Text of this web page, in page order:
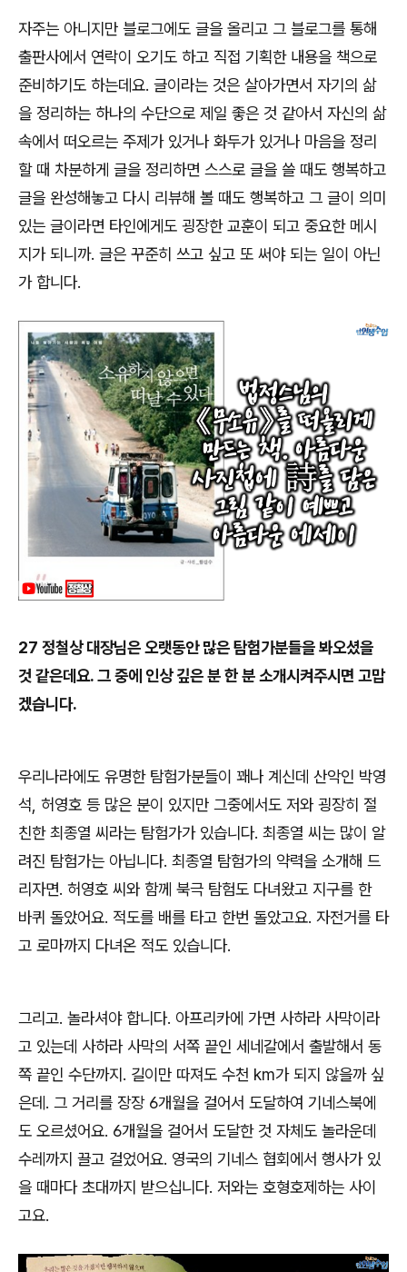
자주는 아니지만 블로그에도 글을 올리고 그 블로그를 통해
출판사에서 연락이 오기도 하고 직접 기획한 내용을 책으로
준비하기도 하는데요. 글이라는 것은 살아가면서 자기의 삶
을 정리하는 하나의 수단으로 제일 좋은 것 같아서 자신의 삶
속에서 떠오르는 주제가 있거나 화두가 있거나 마음을 정리
할 때 차분하게 글을 정리하면 스스로 글을 쓸 때도 행복하고
글을 완성해놓고 다시 리뷰해 볼 때도 행복하고 그 글이 의미
있는 글이라면 타인에게도 굉장한 교훈이 되고 중요한 메시
지가 되니까. 글은 꾸준히 쓰고 싶고 또 써야 되는 일이 아닌
가 합니다.
27 정철상 대장님은 오랫동안 많은 탐험가분들을 봐오셨을
것 같은데요.그 중에 인상 깊은 분 한 분 소개시켜주시면 고맙
겠습니다.
우리나라에도 유명한 탐험가분들이 꽤나 계신데 산악인 박영
석, 허영호 등 많은 분이 있지만 그중에서도 저와 굉장히 절
친한 최종열 씨라는 탐험가가 있습니다. 최종열 씨는 많이 알
려진 탐험가는 아닙니다. 최종열 탐험가의 약력을 소개해 드
리자면. 허영호 씨와 함께 북극 탐험도 다녀왔고 지구를 한
바퀴 돌았어요. 적도를 배를 타고 한번 돌았고요. 자전거를 타
고 로마까지 다녀온 적도 있습니다.
그리고. 놀라셔야 합니다. 아프리카에 가면 사하라 사막이라
고 있는데 사하라 사막의 서쪽 끝인 세네갈에서 출발해서 동
쪽 끝인 수단까지 . 길이만 따져도 수천 km가 되지 않을까 싶
은데 . 그 거리를 장장 6개월을 걸어서 도달하여 기네스북에
도 오르셨어요. 6개월을 걸어서 도달한 것 자체도 놀라운데
수레까지 끌고 걸었어요. 영국의 기네스 협회에서 행사가 있
을 때마다 초대까지 받으십니다. 저와는 호형호제하는 사이
고요.